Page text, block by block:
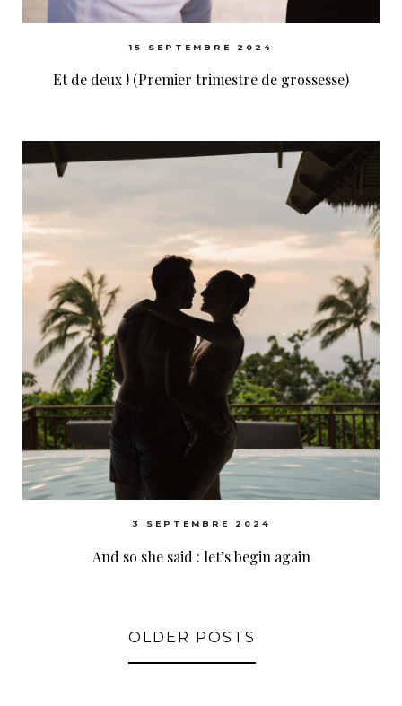
15 SEPTEMBRE 2024
Et de deux ! (Premier trimestre de grossesse)
3 SEPTEMBRE 2024
And so she said : let’s begin again
OLDER POSTS